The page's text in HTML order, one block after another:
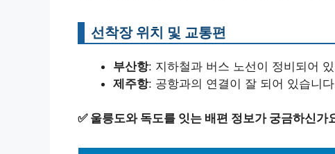
선착장 위치 및 교통편
부산항: 지하철과 버스 노선이 정비되어
제주항: 공항과의 연결이 잘 되어 있습니
✅ 울릉도와 독도를 잇는 배편 정보가 궁금하신가